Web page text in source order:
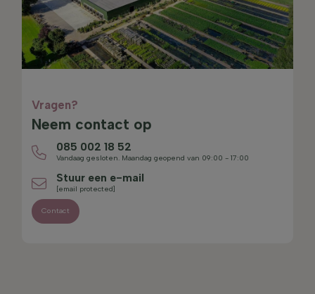
Vragen?
Neem contact op
085 002 18 52
Vandaag gesloten. Maandag geopend van 09:00 - 17:00
Stuur een e-mail
[email protected]
Contact